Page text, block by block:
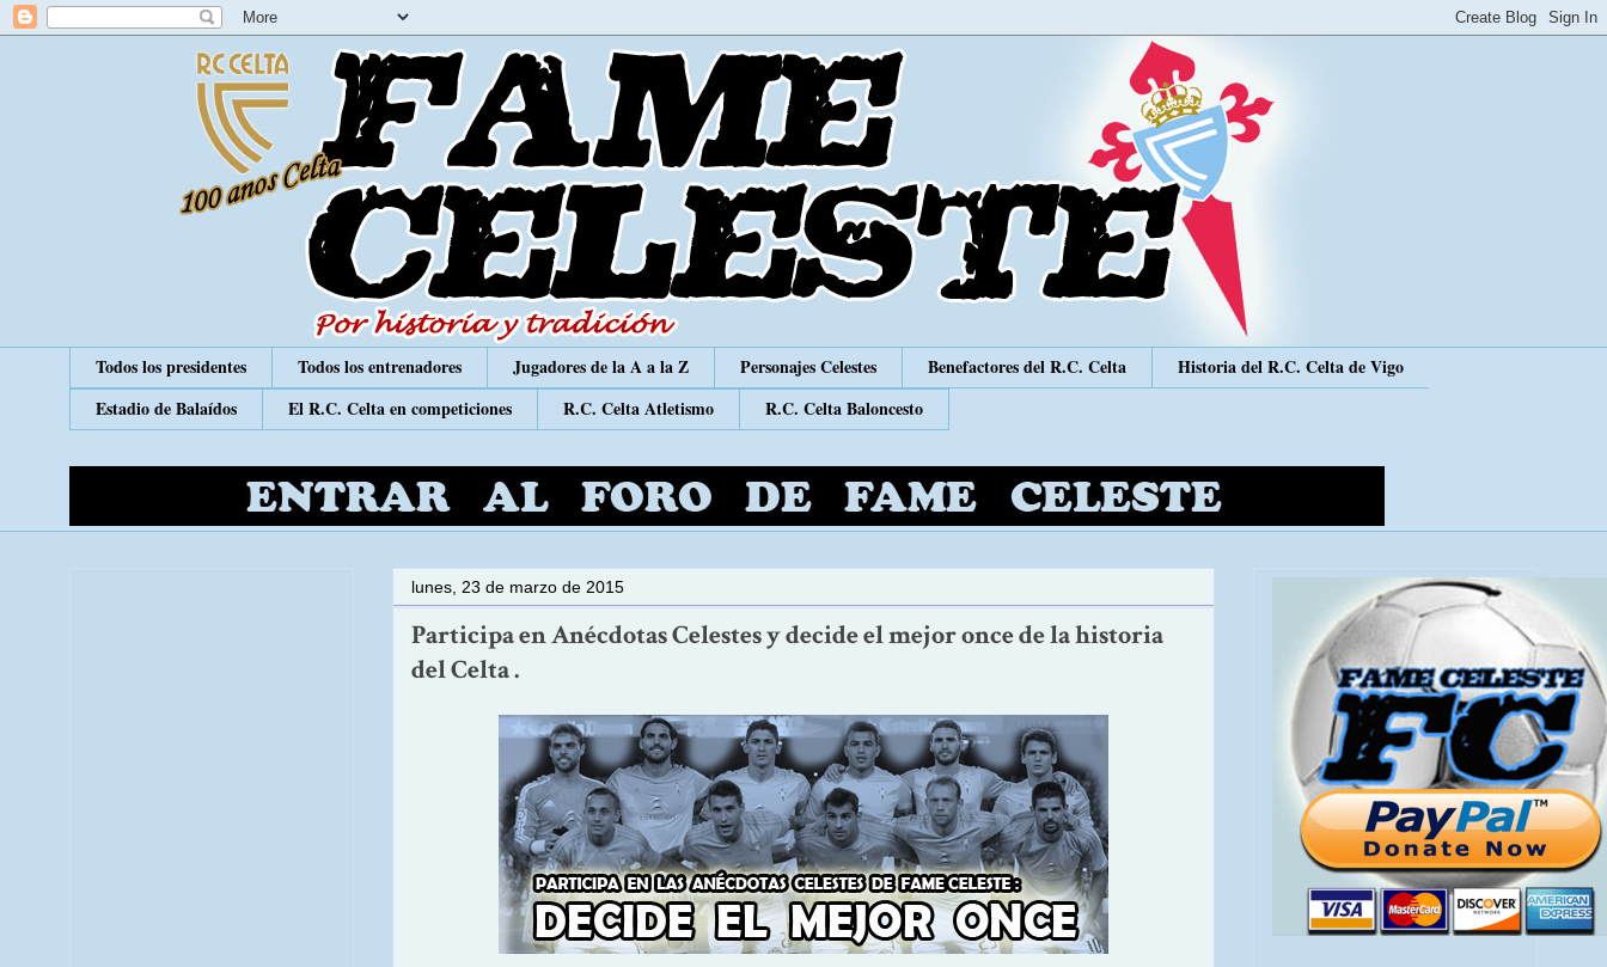
Todos los presidentes Todos los entrenadores Jugadores de la A a la Z Personajes Celestes Benefactores del R.C. Celta
Historia del R.C. Celta de Vigo
Estadio de Balaídos
El R.C. Celta en competiciones R.C. Celta Atletismo R.C. Celta Baloncesto
lunes, 23 de marzo de 2015
Participa en Anécdotas Celestes y decide el mejor once de la historia
del Celta .